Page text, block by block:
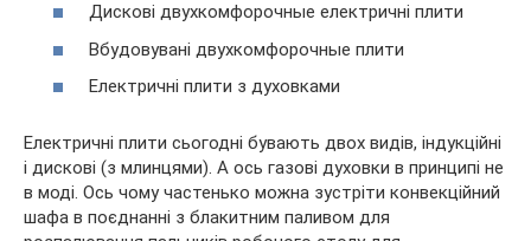
Дискові двухкомфорочные електричні плити
Вбудовувані двухкомфорочные плити
Електричні плити з духовками
Електричні плити сьогодні бувають двох видів, індукційні
і дискові (з млинцями). А ось газові духовки в принципі не
в моді. Ось чому частенько можна зустріти конвекційний
шафа в поєднанні з блакитним паливом для